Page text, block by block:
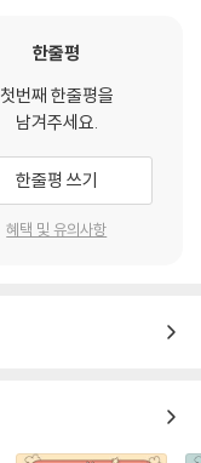
한줄평
첫번째 한줄평을
남겨주세요.
한줄평 쓰기
혜택 및 유의사항